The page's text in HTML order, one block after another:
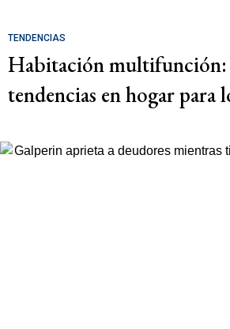
TENDENCIAS
Habitación
tendencias en hogar para